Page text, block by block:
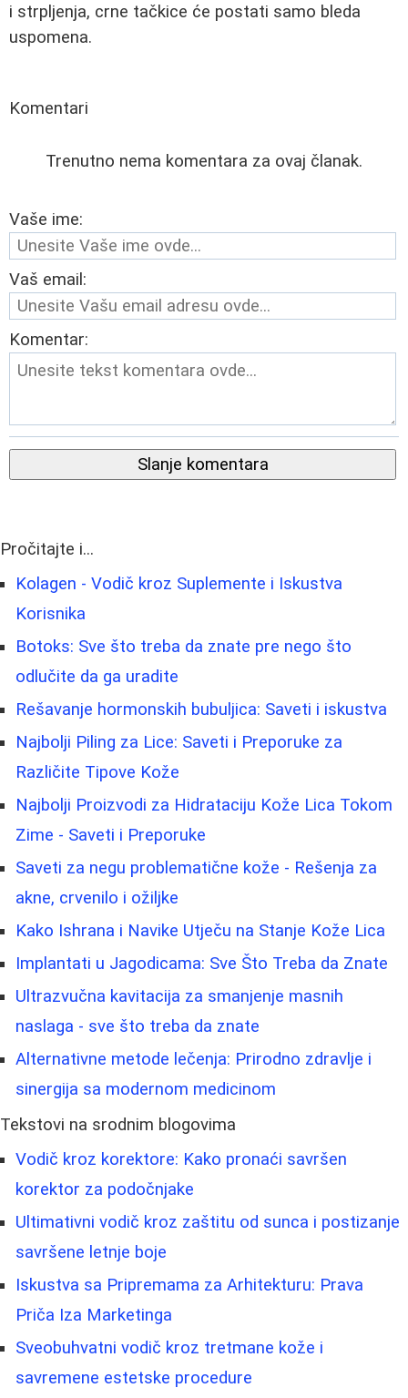
i strpljenja, crne tačkice će postati samo bleda
uspomena.
Komentari
Trenutno nema komentara za ovaj članak.
Vaše ime:
Vaš email:
Komentar:
Slanje komentara
Pročitajte i...
Kolagen - Vodič kroz Suplemente i Iskustva
Korisnika
Botoks: Sve što treba da znate pre nego što
odlučite da ga uradite
Rešavanje hormonskih bubuljica: Saveti i iskustva
Najbolji Piling za Lice: Saveti i Preporuke za
Različite Tipove Kože
Najbolji Proizvodi za Hidrataciju Kože Lica Tokom
Zime - Saveti i Preporuke
Saveti za negu problematične kože - Rešenja za
akne, crvenilo i ožiljke
Kako Ishrana i Navike Utječu na Stanje Kože Lica
Implantati u Jagodicama: Sve Što Treba da Znate
Ultrazvučna kavitacija za smanjenje masnih
naslaga - sve što treba da znate
Alternativne metode lečenja: Prirodno zdravlje i
sinergija sa modernom medicinom
Tekstovi na srodnim blogovima
Vodič kroz korektore: Kako pronaći savršen
korektor za podočnjake
Ultimativni vodič kroz zaštitu od sunca i postizanje
savršene letnje boje
Iskustva sa Pripremama za Arhitekturu: Prava
Priča Iza Marketinga
Sveobuhvatni vodič kroz tretmane kože i
savremene estetske procedure